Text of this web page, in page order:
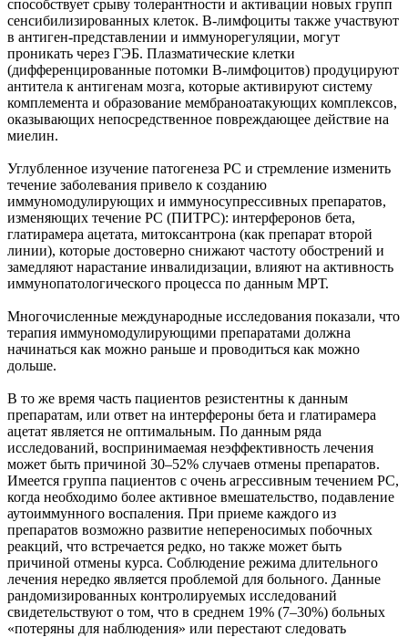
способствует срыву толерантности и активации новых групп
сенсибилизированных клеток. В-лимфоциты также участвуют
в антиген-представлении и иммунорегуляции, могут
проникать через ГЭБ. Плазматические клетки
(дифференцированные потомки В-лимфоцитов) продуцируют
антитела к антигенам мозга, которые активируют систему
комплемента и образование мембраноатакующих комплексов,
оказывающих непосредственное повреждающее действие на
миелин.
Углубленное изучение патогенеза РС и стремление изменить
течение заболевания привело к созданию
иммуномодулирующих и иммуносупрессивных препаратов,
изменяющих течение РС (ПИТРС): интерферонов бета,
глатирамера ацетата, митоксантрона (как препарат второй
линии), которые достоверно снижают частоту обострений и
замедляют нарастание инвалидизации, влияют на активность
иммунопатологического процесса по данным МРТ.
Многочисленные международные исследования показали, что
терапия иммуномодулирующими препаратами должна
начинаться как можно раньше и проводиться как можно
дольше.
В то же время часть пациентов резистентны к данным
препаратам, или ответ на интерфероны бета и глатирамера
ацетат является не оптимальным. По данным ряда
исследований, воспринимаемая неэффективность лечения
может быть причиной 30–52% случаев отмены препаратов.
Имеется группа пациентов с очень агрессивным течением РС,
когда необходимо более активное вмешательство, подавление
аутоиммунного воспаления. При приеме каждого из
препаратов возможно развитие непереносимых побочных
реакций, что встречается редко, но также может быть
причиной отмены курса. Соблюдение режима длительного
лечения нередко является проблемой для больного. Данные
рандомизированных контролируемых исследований
свидетельствуют о том, что в среднем 19% (7–30%) больных
«потеряны для наблюдения» или перестают следовать